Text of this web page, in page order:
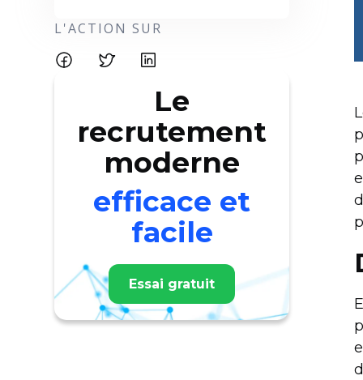
L'ACTION SUR
Le
recrutement
moderne
efficace et
facile
Essai gratuit